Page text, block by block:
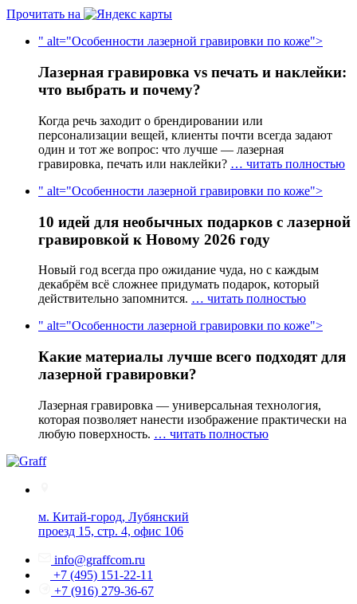
Прочитать на
" alt="Особенности лазерной гравировки по коже">
Лазерная гравировка vs печать и наклейки:
что выбрать и почему?
Когда речь заходит о брендировании или
персонализации вещей, клиенты почти всегда задают
один и тот же вопрос: что лучше — лазерная
гравировка, печать или наклейки? … читать полностью
" alt="Особенности лазерной гравировки по коже">
10 идей для необычных подарков с лазерной
гравировкой к Новому 2026 году
Новый год всегда про ожидание чуда, но с каждым
декабрём всё сложнее придумать подарок, который
действительно запомнится. … читать полностью
" alt="Особенности лазерной гравировки по коже">
Какие материалы лучше всего подходят для
лазерной гравировки?
Лазерная гравировка — универсальная технология,
которая позволяет нанести изображение практически на
любую поверхность. … читать полностью
м. Китай-город, Лубянский
проезд 15, стр. 4, офис 106
info@graffcom.ru
+7 (495) 151-22-11
+7 (916) 279-36-67